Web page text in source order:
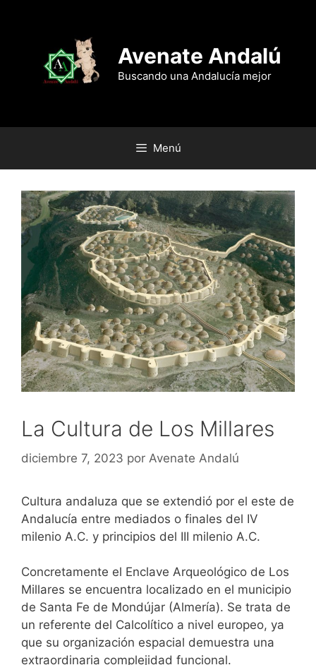
Avenate Andalú
Buscando una Andalucía mejor
Menú
La Cultura de Los Millares
diciembre 7, 2023 por Avenate Andalú
Cultura andaluza que se extendió por el este de
Andalucía entre mediados o finales del IV
milenio A.C. y principios del III milenio A.C.
Concretamente el Enclave Arqueológico de Los
Millares se encuentra localizado en el municipio
de Santa Fe de Mondújar (Almería). Se trata de
un referente del Calcolítico a nivel europeo, ya
que su organización espacial demuestra una
extraordinaria complejidad funcional.